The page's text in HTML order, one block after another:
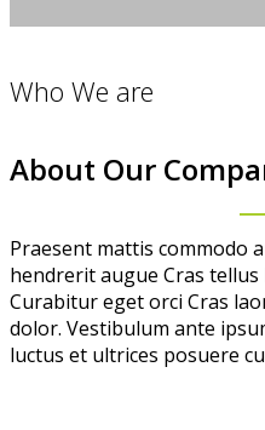
Who We are
About Our
Praesent mattis commodo
hendrerit augue Cras
Curabitur eget orci Cras
dolor. Vestibulum ante
luctus et ultrices posuere